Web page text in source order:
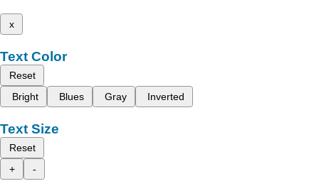
x
Text Color
Reset
Bright
Blues Gray Inverted
Text Size
Reset
+
-